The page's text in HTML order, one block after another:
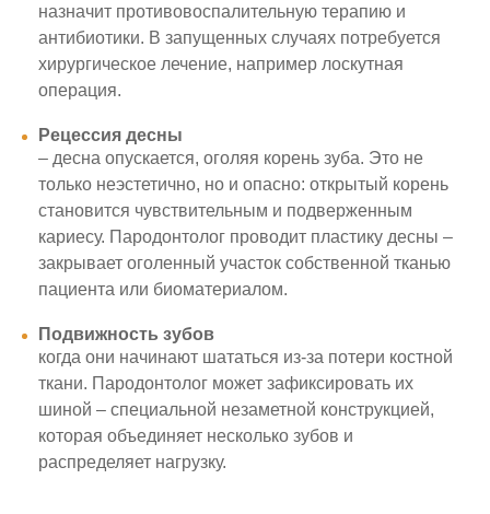
назначит противовоспалительную терапию и
антибиотики. В запущенных случаях потребуется
хирургическое лечение, например лоскутная
операция.
Рецессия десны
– десна опускается, оголяя корень зуба. Это не
только неэстетично, но и опасно: открытый корень
становится чувствительным и подверженным
кариесу. Пародонтолог проводит пластику десны –
закрывает оголенный участок собственной тканью
пациента или биоматериалом.
Подвижность зубов
когда они начинают шататься из-за потери костной
ткани. Пародонтолог может зафиксировать их
шиной – специальной незаметной конструкцией,
которая объединяет несколько зубов и
распределяет нагрузку.